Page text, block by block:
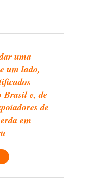
uma
um lado,
Brasil e, de
de
em